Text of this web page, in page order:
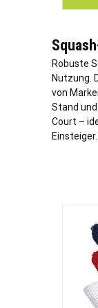
Robuste
Nutzung.
von
Stand
Court –
Einsteiger.